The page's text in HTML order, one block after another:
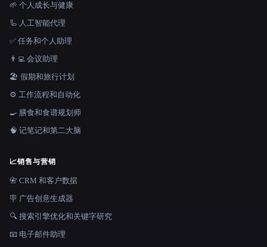
🌱 个人成长与健康
🦾 人工智能代理
✅ 任务和个人助理
👨‍💻 会议助理
🏖 假期和旅行计划
⚙️ 工作流程和自动化
🍳 膳食和食谱规划师
🧠 记笔记和第二大脑
📈销售与营销
📇 CRM 和客户数据
🪧 广告创意生成器
🔍 搜索引擎优化和关键字研究
📧 电子邮件助理